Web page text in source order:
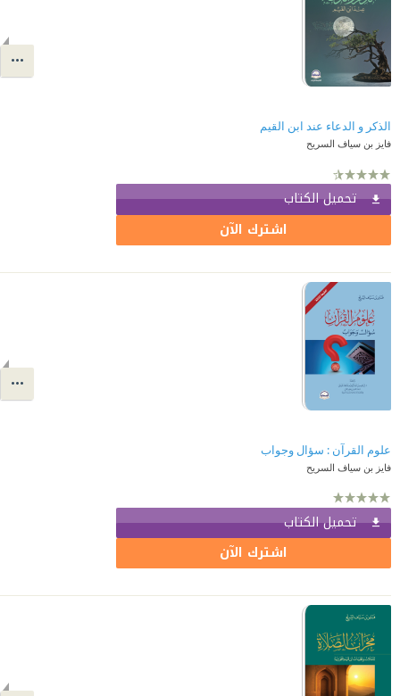
الذكر و الدعاء عند ابن القيم
فايز بن سياف السريح
تحميل الكتاب
اشترك الآن
علوم القرآن : سؤال وجواب
فايز بن سياف السريح
تحميل الكتاب
اشترك الآن